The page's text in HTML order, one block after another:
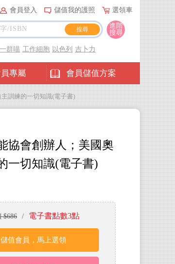
會員登入 儲值我的護照 選領車
專屬 會員儲值方案
進階
搜尋
群喵 工作細胞 以色列 吉卜力
訓練的一切知識(電子書)
協會創辦人；美國奧
一切知識(電子書)
$686 / 電子書點數3點
儲值會員，馬上選領